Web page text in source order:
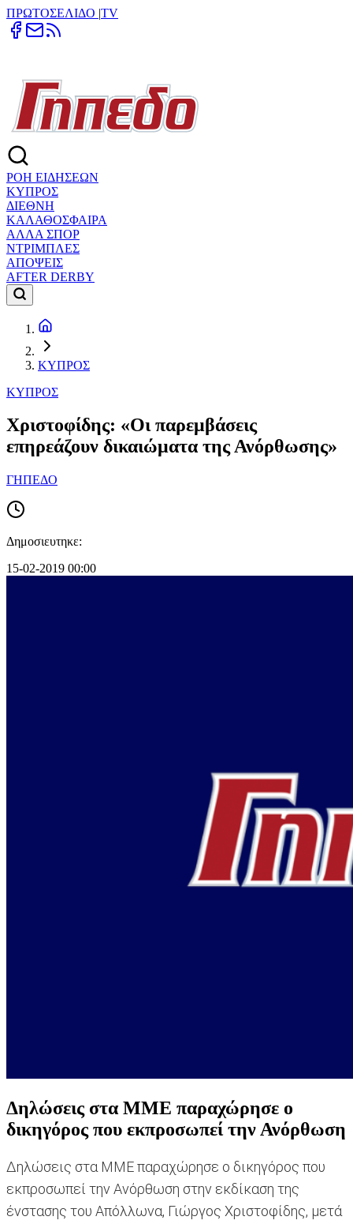
ΠΡΩΤΟΣΕΛΙΔΟ |TV
ΡΟΗ ΕΙΔΗΣΕΩΝ
ΚΥΠΡΟΣ
ΔΙΕΘΝΗ
ΚΑΛΑΘΟΣΦΑΙΡΑ
ΑΛΛΑ ΣΠΟΡ
ΝΤΡΙΜΠΛΕΣ
ΑΠΟΨΕΙΣ
AFTER DERBY
ΚΥΠΡΟΣ
ΚΥΠΡΟΣ
Χριστοφίδης: «Οι παρεμβάσεις
επηρεάζουν δικαιώματα της Ανόρθωσης»
ΓΗΠΕΔΟ
Δημοσιευτηκε:
15-02-2019 00:00
Δηλώσεις στα ΜΜΕ παραχώρησε ο
δικηγόρος που εκπροσωπεί την Ανόρθωση
Δηλώσεις στα ΜΜΕ παραχώρησε ο δικηγόρος που
εκπροσωπεί την Ανόρθωση στην εκδίκαση της
ένστασης του Απόλλωνα, Γιώργος Χριστοφίδης, μετά